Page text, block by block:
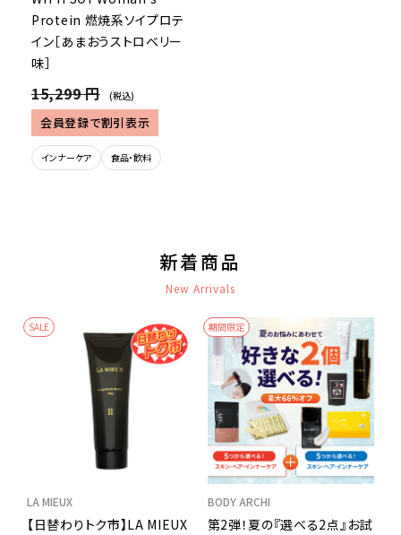
Protein 燃焼系ソイプロテ
イン［あまおうストロベリー
味］
15,299 円 (税込)
会員登録で割引表示
インナーケア 食品・飲料
新着商品
New Arrivals
SALE
LA MIEUX
【日替わりトク市】LA MIEUX
期間限定
BODY ARCHI
第2弾！夏の『選べる2点』お試